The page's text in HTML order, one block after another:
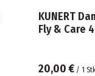
KUNERT
Fly & Care
20,00 € / 1